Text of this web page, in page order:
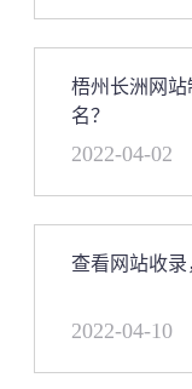
梧州长洲网
名？
2022-04-02
查看网站收录
2022-04-10